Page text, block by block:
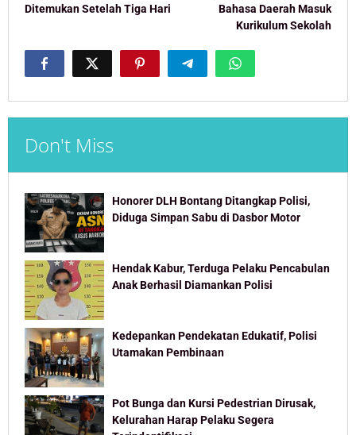
Ditemukan Setelah Tiga Hari
Bahasa Daerah Masuk
Kurikulum Sekolah
Don't Miss
Honorer DLH Bontang Ditangkap Polisi,
Diduga Simpan Sabu di Dasbor Motor
Hendak Kabur, Terduga Pelaku Pencabulan
Anak Berhasil Diamankan Polisi
Kedepankan Pendekatan Edukatif, Polisi
Utamakan Pembinaan
Pot Bunga dan Kursi Pedestrian Dirusak,
Kelurahan Harap Pelaku Segera